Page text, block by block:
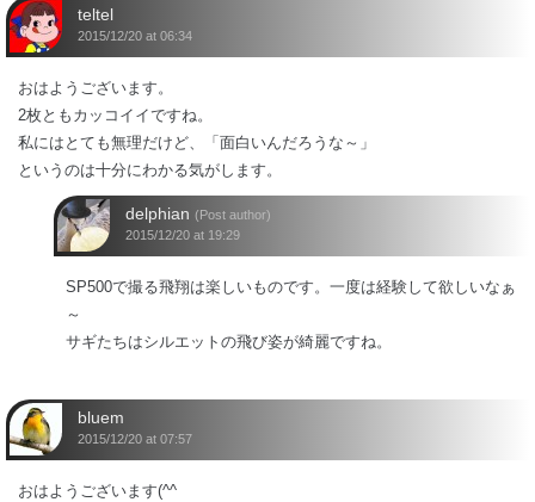
teltel
2015/12/20 at 06:34
おはようございます。
2枚ともカッコイイですね。
私にはとても無理だけど、「面白いんだろうな～」
というのは十分にわかる気がします。
delphian (Post author)
2015/12/20 at 19:29
SP500で撮る飛翔は楽しいものです。一度は経験して欲しいなぁ
～
サギたちはシルエットの飛び姿が綺麗ですね。
bluem
2015/12/20 at 07:57
おはようございます(^^